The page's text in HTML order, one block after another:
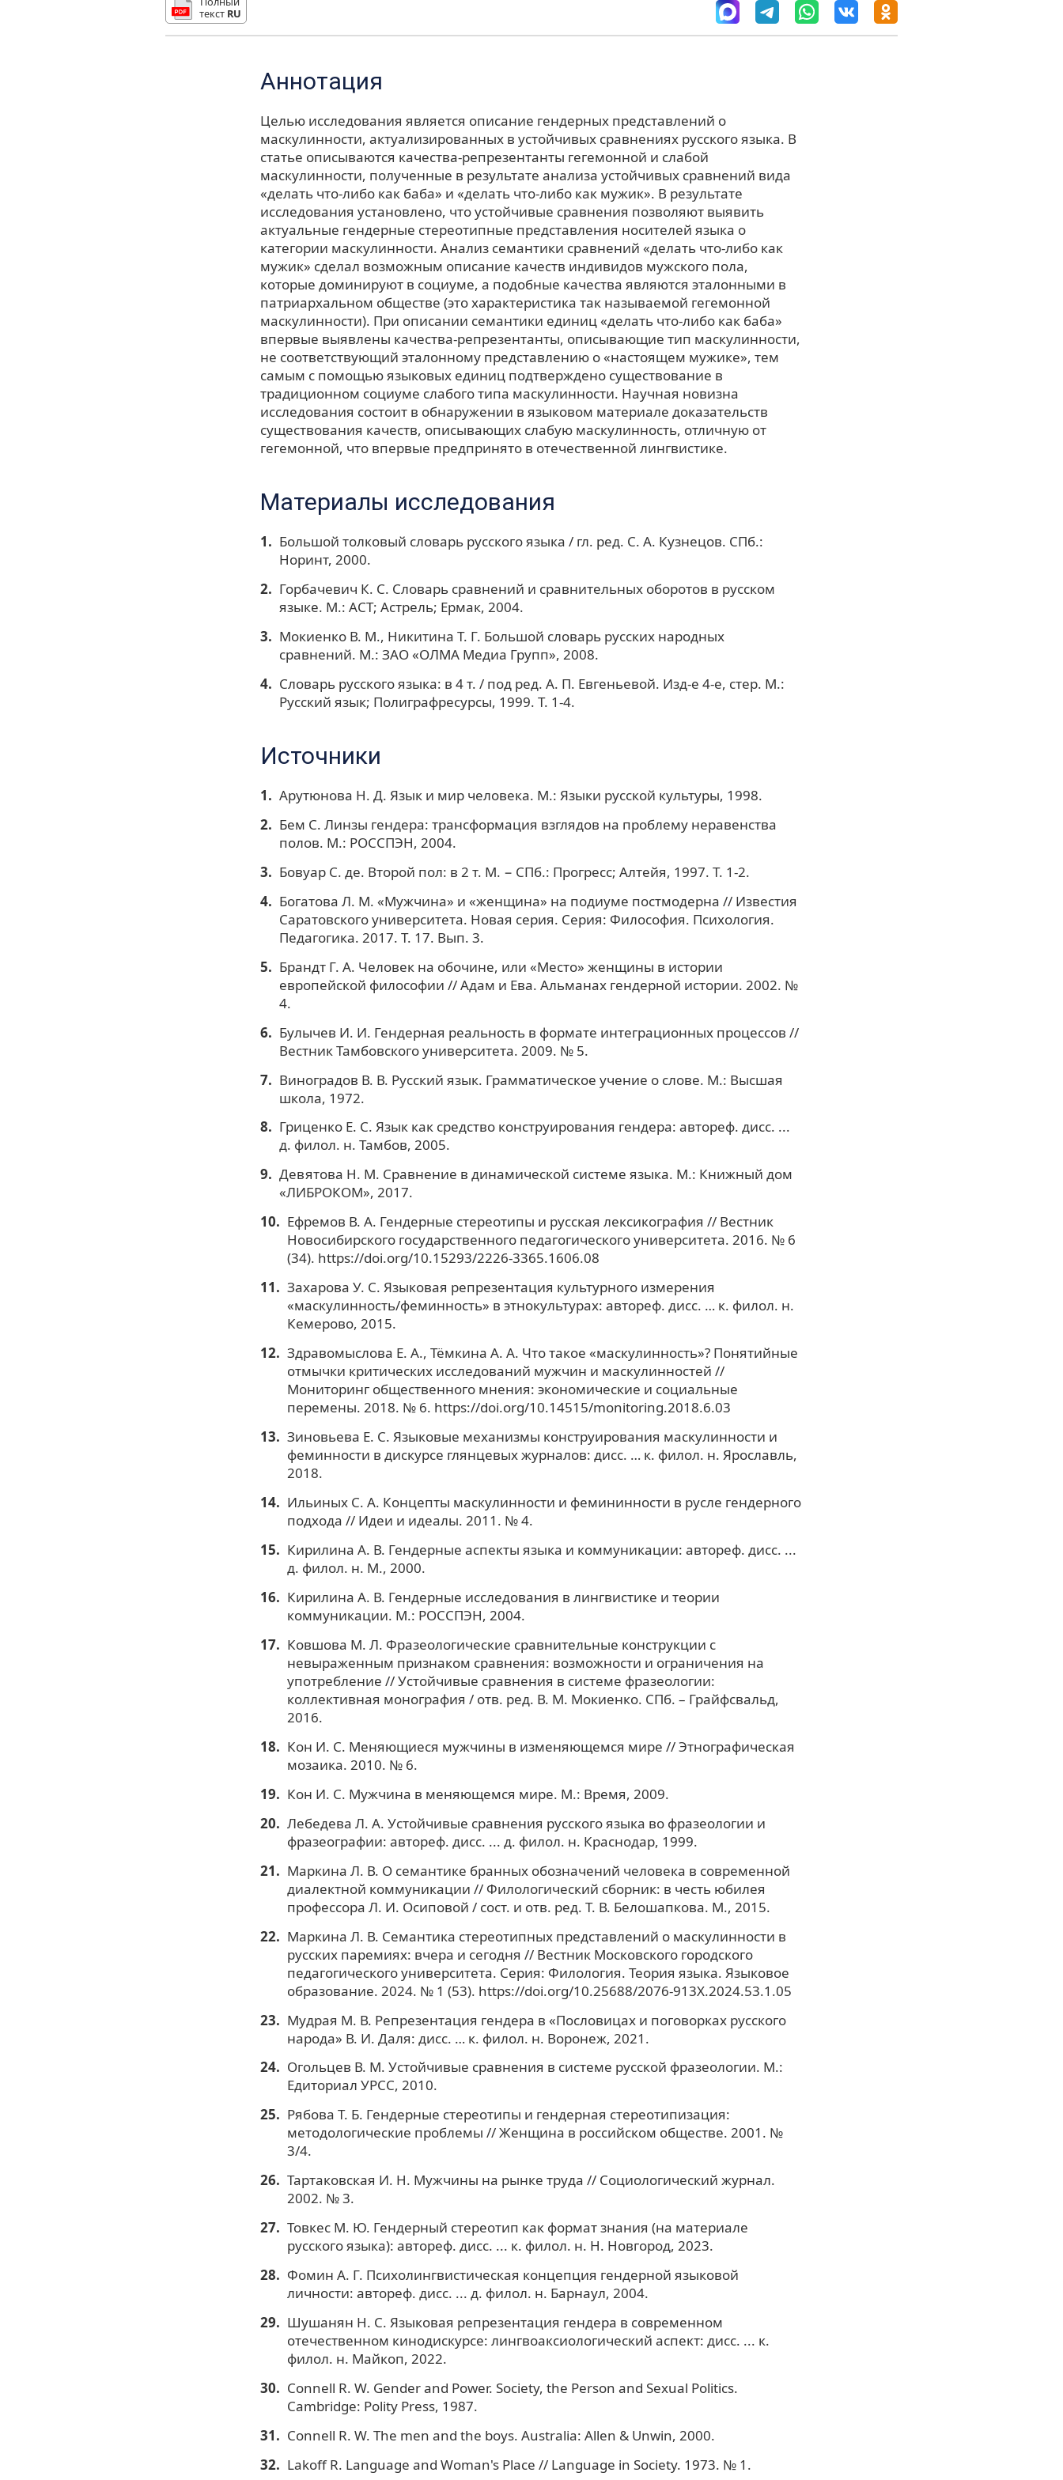
текст RU
Аннотация
Целью исследования является описание гендерных представлений о
маскулинности, актуализированных в устойчивых сравнениях русского языка. В
статье описываются качества-репрезентанты гегемонной и слабой
маскулинности, полученные в результате анализа устойчивых сравнений вида
«делать что-либо как баба» и «делать что-либо как мужик». В результате
исследования установлено, что устойчивые сравнения позволяют выявить
актуальные гендерные стереотипные представления носителей языка о
категории маскулинности. Анализ семантики сравнений «делать что-либо как
мужик» сделал возможным описание качеств индивидов мужского пола,
которые доминируют в социуме, а подобные качества являются эталонными в
патриархальном обществе (это характеристика так называемой гегемонной
маскулинности). При описании семантики единиц «делать что-либо как баба»
впервые выявлены качества-репрезентанты, описывающие тип маскулинности,
не соответствующий эталонному представлению о «настоящем мужике», тем
самым с помощью языковых единиц подтверждено существование в
традиционном социуме слабого типа маскулинности. Научная новизна
исследования состоит в обнаружении в языковом материале доказательств
существования качеств, описывающих слабую маскулинность, отличную от
гегемонной, что впервые предпринято в отечественной лингвистике.
Материалы исследования
Большой толковый словарь русского языка / гл. ред. С. А. Кузнецов. СПб.:
Норинт, 2000.
Горбачевич К. С. Словарь сравнений и сравнительных оборотов в русском
языке. М.: АСТ; Астрель; Ермак, 2004.
Мокиенко В. М., Никитина Т. Г. Большой словарь русских народных
сравнений. М.: ЗАО «ОЛМА Медиа Групп», 2008.
Словарь русского языка: в 4 т. / под ред. А. П. Евгеньевой. Изд-е 4-е, стер. М.:
Русский язык; Полиграфресурсы, 1999. Т. 1-4.
Источники
Арутюнова Н. Д. Язык и мир человека. М.: Языки русской культуры, 1998.
Бем С. Линзы гендера: трансформация взглядов на проблему неравенства
полов. М.: РОССПЭН, 2004.
Бовуар С. де. Второй пол: в 2 т. М. − СПб.: Прогресс; Алтейя, 1997. Т. 1-2.
Богатова Л. М. «Мужчина» и «женщина» на подиуме постмодерна // Известия
Саратовского университета. Новая серия. Серия: Философия. Психология.
Педагогика. 2017. Т. 17. Вып. 3.
Брандт Г. А. Человек на обочине, или «Место» женщины в истории
европейской философии // Адам и Ева. Альманах гендерной истории. 2002. №
4.
Булычев И. И. Гендерная реальность в формате интеграционных процессов //
Вестник Тамбовского университета. 2009. № 5.
Виноградов В. В. Русский язык. Грамматическое учение о слове. М.: Высшая
школа, 1972.
Гриценко Е. С. Язык как средство конструирования гендера: автореф. дисс. ...
д. филол. н. Тамбов, 2005.
Девятова Н. М. Сравнение в динамической системе языка. М.: Книжный дом
«ЛИБРОКОМ», 2017.
Ефремов В. А. Гендерные стереотипы и русская лексикография // Вестник
Новосибирского государственного педагогического университета. 2016. № 6
(34). https://doi.org/10.15293/2226-3365.1606.08
Захарова У. С. Языковая репрезентация культурного измерения
«маскулинность/феминность» в этнокультурах: автореф. дисс. … к. филол. н.
Кемерово, 2015.
Здравомыслова Е. А., Тёмкина А. А. Что такое «маскулинность»? Понятийные
отмычки критических исследований мужчин и маскулинностей //
Мониторинг общественного мнения: экономические и социальные
перемены. 2018. № 6. https://doi.org/10.14515/monitoring.2018.6.03
Зиновьева Е. С. Языковые механизмы конструирования маскулинности и
феминности в дискурсе глянцевых журналов: дисс. … к. филол. н. Ярославль,
2018.
Ильиных С. А. Концепты маскулинности и фемининности в русле гендерного
подхода // Идеи и идеалы. 2011. № 4.
Кирилина А. В. Гендерные аспекты языка и коммуникации: автореф. дисс. ...
д. филол. н. М., 2000.
Кирилина А. В. Гендерные исследования в лингвистике и теории
коммуникации. М.: РОССПЭН, 2004.
Ковшова М. Л. Фразеологические сравнительные конструкции с
невыраженным признаком сравнения: возможности и ограничения на
употребление // Устойчивые сравнения в системе фразеологии:
коллективная монография / отв. ред. В. М. Мокиенко. СПб. – Грайфсвальд,
2016.
Кон И. С. Меняющиеся мужчины в изменяющемся мире // Этнографическая
мозаика. 2010. № 6.
Кон И. С. Мужчина в меняющемся мире. М.: Время, 2009.
Лебедева Л. А. Устойчивые сравнения русского языка во фразеологии и
фразеографии: автореф. дисс. ... д. филол. н. Краснодар, 1999.
Маркина Л. В. О семантике бранных обозначений человека в современной
диалектной коммуникации // Филологический сборник: в честь юбилея
профессора Л. И. Осиповой / сост. и отв. ред. Т. В. Белошапкова. М., 2015.
Маркина Л. В. Семантика стереотипных представлений о маскулинности в
русских паремиях: вчера и сегодня // Вестник Московского городского
педагогического университета. Серия: Филология. Теория языка. Языковое
образование. 2024. № 1 (53). https://doi.org/10.25688/2076-913X.2024.53.1.05
Мудрая М. В. Репрезентация гендера в «Пословицах и поговорках русского
народа» В. И. Даля: дисс. … к. филол. н. Воронеж, 2021.
Огольцев В. М. Устойчивые сравнения в системе русской фразеологии. М.:
Едиториал УРСС, 2010.
Рябова Т. Б. Гендерные стереотипы и гендерная стереотипизация:
методологические проблемы // Женщина в российском обществе. 2001. №
3/4.
Тартаковская И. Н. Мужчины на рынке труда // Социологический журнал.
2002. № 3.
Товкес М. Ю. Гендерный стереотип как формат знания (на материале
русского языка): автореф. дисс. ... к. филол. н. Н. Новгород, 2023.
Фомин А. Г. Психолингвистическая концепция гендерной языковой
личности: автореф. дисс. ... д. филол. н. Барнаул, 2004.
Шушанян Н. С. Языковая репрезентация гендера в современном
отечественном кинодискурсе: лингвоаксиологический аспект: дисс. ... к.
филол. н. Майкоп, 2022.
Connell R. W. Gender and Power. Society, the Person and Sexual Politics.
Cambridge: Polity Press, 1987.
Connell R. W. The men and the boys. Australia: Allen & Unwin, 2000.
Lakoff R. Language and Woman's Place // Language in Society. 1973. № 1.